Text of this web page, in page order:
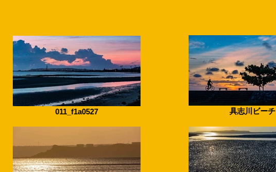
011_f1a0527 具志川ビーチ